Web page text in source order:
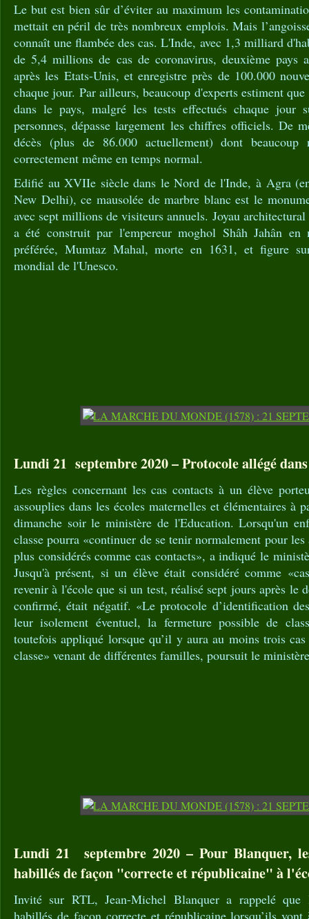
Le but est bien sûr d’éviter au maximum les
mettait en péril de très nombreux emplois. Mais
connaît une flambée des cas. L'Inde, avec 1,3 milliard
de 5,4 millions de cas de coronavirus, deuxième pays
après les Etats-Unis, et enregistre près de 100.000
chaque jour. Par ailleurs, beaucoup d'experts estiment
dans le pays, malgré les tests effectués chaque
personnes, dépasse largement les chiffres officiels. De
décès (plus de 86.000 actuellement) dont beaucoup
correctement même en temps normal.
Edifié au XVIIe siècle dans le Nord de l'Inde, à Agra
New Delhi), ce mausolée de marbre blanc est le
avec sept millions de visiteurs annuels. Joyau
a été construit par l'empereur moghol Shâh Jahân en
préférée, Mumtaz Mahal, morte en 1631, et figure
mondial de l'Unesco.
Lundi 21 septembre 2020 – Protocole allégé
Les règles concernant les cas contacts à un élève
assouplies dans les écoles maternelles et élémentaires à
dimanche soir le ministère de l'Education. Lorsqu'un
classe pourra «continuer de se tenir normalement pour
plus considérés comme cas contacts», a indiqué le
Jusqu'à présent, si un élève était considéré comme
revenir à l'école que si un test, réalisé sept jours après le
confirmé, était négatif. «Le protocole d’identification
leur isolement éventuel, la fermeture possible de
toutefois appliqué lorsque qu’il y aura au moins trois
classe» venant de différentes familles, poursuit le
Lundi 21 septembre 2020 – Pour Blanquer,
habillés de façon "correcte et républicaine" à
Invité sur RTL, Jean-Michel Blanquer a rappelé que
habillés de façon correcte et républicaine lorsqu’ils vont